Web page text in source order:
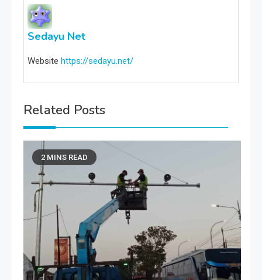
Sedayu Net
Website https://sedayu.net/
Related Posts
2 MINS READ